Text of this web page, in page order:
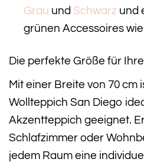
Grau und Schwarz und
grünen Accessoires
Die perfekte Größe für
Mit einer Breite von 70 cm
Wollteppich San Diego
Akzentteppich geeignet.
Schlafzimmer oder
jedem Raum eine